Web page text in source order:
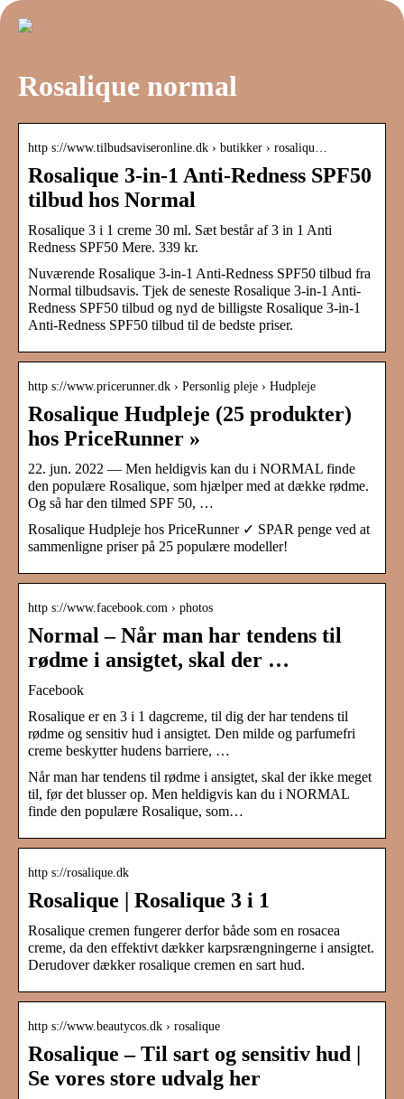
Rosalique normal
http s://www.tilbudsaviseronline.dk › butikker › rosaliqu…
Rosalique 3-in-1 Anti-Redness SPF50
tilbud hos Normal
Rosalique 3 i 1 creme 30 ml. Sæt består af 3 in 1 Anti
Redness SPF50 Mere. 339 kr.
Nuværende Rosalique 3-in-1 Anti-Redness SPF50 tilbud fra
Normal tilbudsavis. Tjek de seneste Rosalique 3-in-1 Anti-
Redness SPF50 tilbud og nyd de billigste Rosalique 3-in-1
Anti-Redness SPF50 tilbud til de bedste priser.
http s://www.pricerunner.dk › Personlig pleje › Hudpleje
Rosalique Hudpleje (25 produkter)
hos PriceRunner »
22. jun. 2022 — Men heldigvis kan du i NORMAL finde
den populære Rosalique, som hjælper med at dække rødme.
Og så har den tilmed SPF 50, …
Rosalique Hudpleje hos PriceRunner ✓ SPAR penge ved at
sammenligne priser på 25 populære modeller!
http s://www.facebook.com › photos
Normal – Når man har tendens til
rødme i ansigtet, skal der …
Facebook
Rosalique er en 3 i 1 dagcreme, til dig der har tendens til
rødme og sensitiv hud i ansigtet. Den milde og parfumefri
creme beskytter hudens barriere, …
Når man har tendens til rødme i ansigtet, skal der ikke meget
til, før det blusser op. Men heldigvis kan du i NORMAL
finde den populære Rosalique, som…
http s://rosalique.dk
Rosalique | Rosalique 3 i 1
Rosalique cremen fungerer derfor både som en rosacea
creme, da den effektivt dækker karpsrængningerne i ansigtet.
Derudover dækker rosalique cremen en sart hud.
http s://www.beautycos.dk › rosalique
Rosalique – Til sart og sensitiv hud |
Se vores store udvalg her